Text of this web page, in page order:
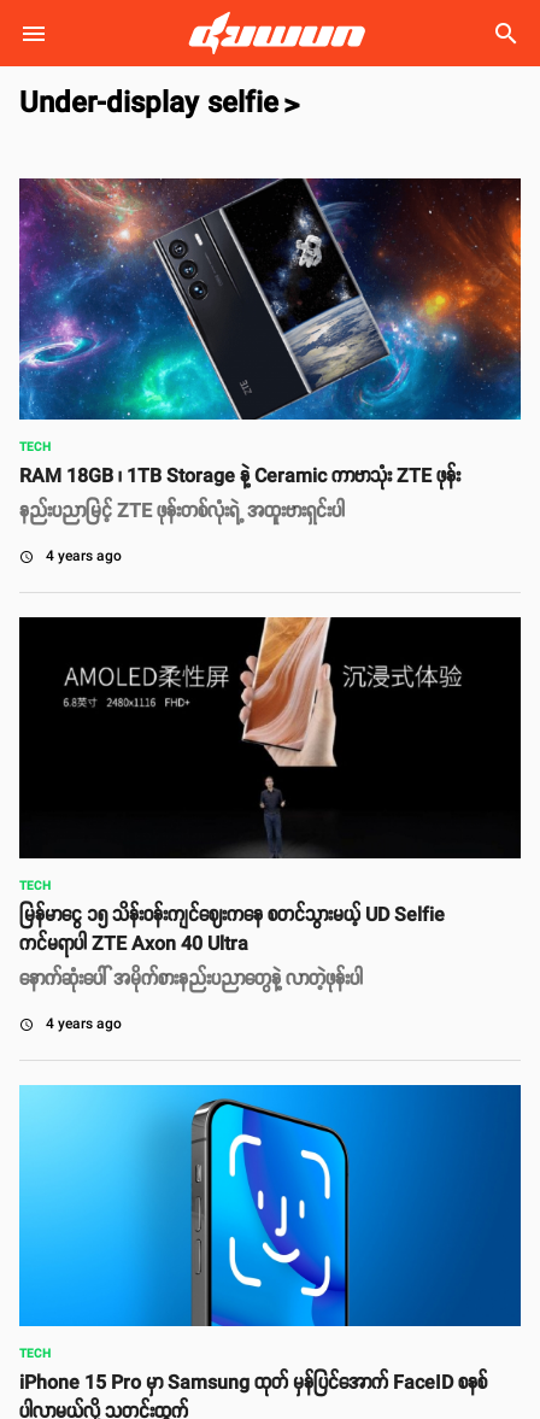
search
Under-display selfie>
TECH
RAM 18GB ၊ 1TB Storage နဲ့ Ceramic ကာဗာသုံး ZTE ဖုန်း
နည်းပညာမြင့် ZTE ဖုန်းတစ်လုံးရဲ့ အထူးဗားရှင်းပါ
access_time 4 years ago
TECH
မြန်မာငွေ ၁၅ သိန်းဝန်းကျင်ဈေးကနေ စတင်သွားမယ့် UD Selfie
ကင်မရာပါ ZTE Axon 40 Ultra
နောက်ဆုံးပေါ် အမိုက်စားနည်းပညာတွေနဲ့ လာတဲ့ဖုန်းပါ
access_time 4 years ago
TECH
iPhone 15 Pro မှာ Samsung ထုတ် မှန်ပြင်အောက် FaceID စနစ်
ပါလာမယ်လို့ သတင်းထွက်